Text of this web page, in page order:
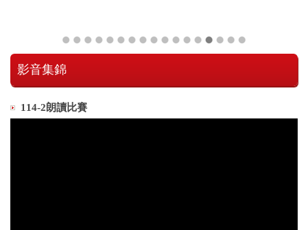
影音集錦
114-2朗讀比賽